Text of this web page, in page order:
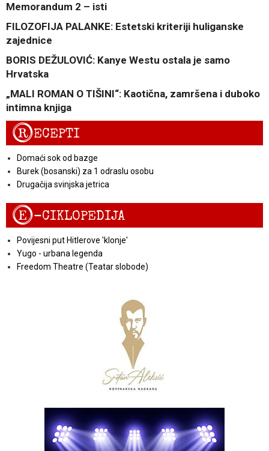
Memorandum 2 – isti
FILOZOFIJA PALANKE: Estetski kriteriji huliganske
zajednice
BORIS DEŽULOVIĆ: Kanye Westu ostala je samo
Hrvatska
„MALI ROMAN O TIŠINI“: Kaotična, zamršena i duboko
intimna knjiga
RECEPTI
Domaći sok od bazge
Burek (bosanski) za 1 odraslu osobu
Drugačija svinjska jetrica
E-CIKLOPEDIJA
Povijesni put Hitlerove 'klonje'
Yugo - urbana legenda
Freedom Theatre (Teatar slobode)